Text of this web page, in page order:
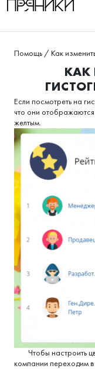
Помощь / Как
КАК
Если посмотреть на
что они
желтым.
Чтобы настроить
компании переходим в